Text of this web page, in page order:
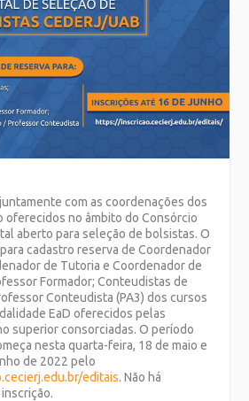
com as coordenações dos
oferecidos no âmbito do Consórcio
aberto para seleção de bolsistas. O
cadastro reserva de Coordenador
de Tutoria e Coordenador de
Formador; Conteudistas de
Conteudista (PA3) dos cursos
EaD oferecidos pelas
superior consorciadas. O período
nesta quarta-feira, 18 de maio e
de 2022 pelo
editais. Não há